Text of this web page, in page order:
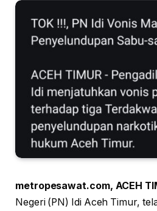
metropesawat.com, ACEH
Negeri (PN) Idi Aceh Timur,